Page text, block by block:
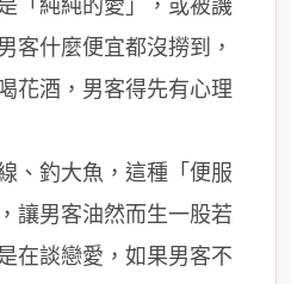
「純純的愛」，或被譏
客什麼便宜都沒撈到，
花酒，男客得先有心理
、釣大魚，這種「便服
讓男客油然而生一股若
在談戀愛，如果男客不